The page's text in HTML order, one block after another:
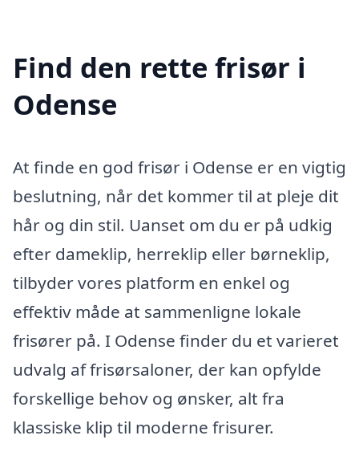
Find den rette frisør i
Odense
At finde en god frisør i Odense er en vigtig
beslutning, når det kommer til at pleje dit
hår og din stil. Uanset om du er på udkig
efter dameklip, herreklip eller børneklip,
tilbyder vores platform en enkel og
effektiv måde at sammenligne lokale
frisører på. I Odense finder du et varieret
udvalg af frisørsaloner, der kan opfylde
forskellige behov og ønsker, alt fra
klassiske klip til moderne frisurer.